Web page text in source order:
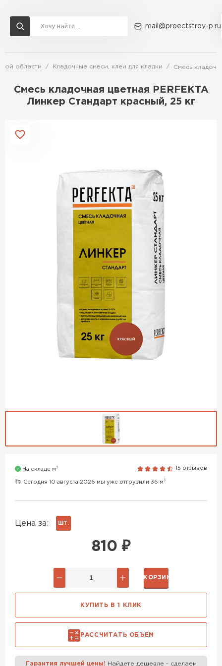
mail@proectstroy-p.ru
области Кладочные смеси, клеи для кладки Смесь
Смесь кладочная цветная PERFEKTA
Линкер Стандарт красный, 25 кг
На складе м3 15 отзывов
Сегодня 10 августа 2026 мы уже отгрузили 36 м3
Цена за: ШТ.
810 ₽
В КОРЗИНУ
КУПИТЬ В 1 КЛИК
РАССЧИТАТЬ ОБЪЕМ
Гарантия лучшей цены! Найдете дешевле - сделаем
Доставка и оплата Акции О компании Контакты
Перейти в каталог
Газобетон СК
ПЕРЕЙТИ
Газобетон (ЕвроАэроБетон)
ПЕРЕЙТИ
Газобетон Аэрок
Газобетон Могилевский КСИ
ПЕРЕЙТИ
ПЕРЕЙТИ
Газобетон H+H
ПЕРЕЙТИ
ПЕРЕЙТИ
Газобетон Бонолит
Газобетон Могилевский КСИ
Газобетон Могилевский
Газобетон Poritep
Газобетон ДСК Грас
Газобетон ВКБлок
Газобетон Аэрок
Газобетон (ЕвроАэроБетон)
Газобетон Белорусский (БЦК)